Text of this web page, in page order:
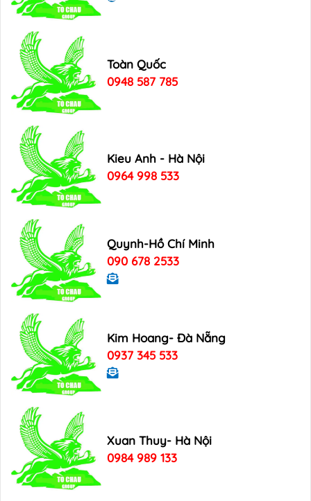
Toàn Quốc
0948 587 785
Kieu Anh - Hà Nội
0964 998 533
Quynh-Hồ Chí Minh
090 678 2533
Kim Hoang- Đà Nẵng
0937 345 533
Xuan Thuy- Hà Nội
0984 989 133